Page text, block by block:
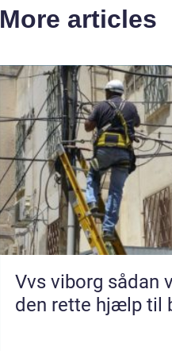
More articles
Vvs viborg sådan vælger du
den rette hjælp til